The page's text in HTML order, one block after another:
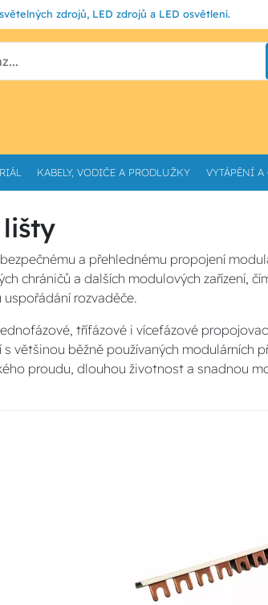
zdrojů, LED zdrojů a LED osvětlení.
KABELY, VODIČE A PRODLUŽKY VYTÁPĚNÍ A
a přehlednému propojení
chráničů a dalších modulových zařízení,
rozvaděče.
třífázové i vícefázové
většinou běžně používaných modulárních
proudu, dlouhou životnost a snadnou